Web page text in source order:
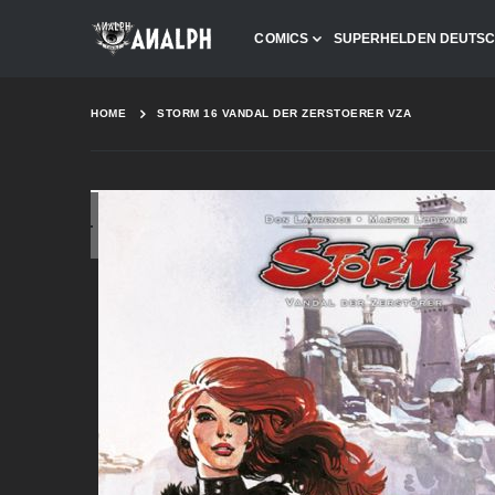
COMICS SUPERHELDEN
HOME STORM 16 VANDAL DER ZERSTOERER VZA
to
the